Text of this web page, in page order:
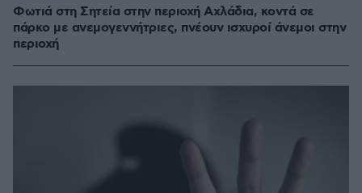
Φωτιά στη Σητεία στην περιοχή Αχλάδια, κοντά σε
πάρκο με ανεμογεννήτριες, πνέουν ισχυροί άνεμοι στην
περιοχή